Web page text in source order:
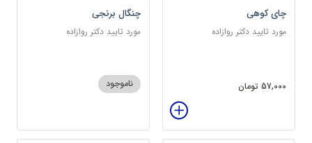
چای کوهی
مورد تایید دکتر روازاده
57,000 تومان
چنگال برنجی
مورد تایید دکتر روازاده
ناموجود